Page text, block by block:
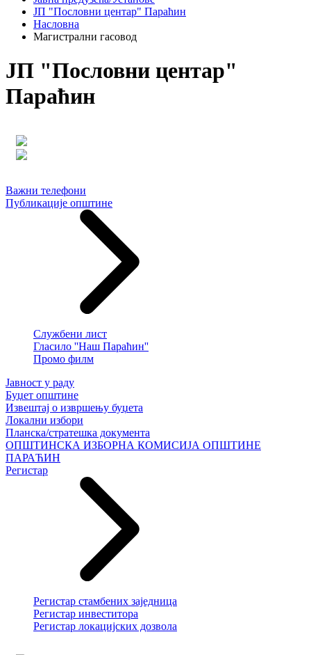
ЈП "Пословни центар" Параћин
Насловна
Магистрални гасовод
ЈП "Пословни центар"
Параћин
Важни телефони
Публикације општине
Службени лист
Гласило ''Наш Параћин''
Промо филм
Јавност у раду
Буџет општине
Извештај о извршењу буџета
Локални избори
Планска/стратешка документа
ОПШТИНСКА ИЗБОРНА КОМИСИЈА ОПШТИНЕ
ПАРАЋИН
Регистар
Регистар стамбених заједница
Регистар инвеститора
Регистар локацијских дозвола